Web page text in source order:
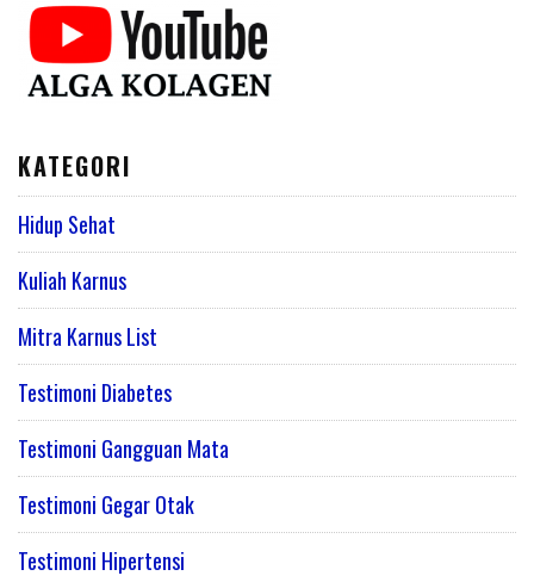
KATEGORI
Hidup Sehat
Kuliah Karnus
Mitra Karnus List
Testimoni Diabetes
Testimoni Gangguan Mata
Testimoni Gegar Otak
Testimoni Hipertensi